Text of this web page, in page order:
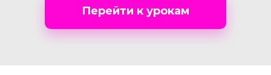
Перейти к урокам